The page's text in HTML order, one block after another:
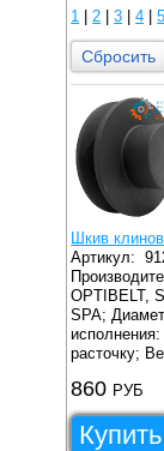
1
2 |3 |4 |5
Сбросить
Шкив
Артикул:
OPTIBELT,
SPA;
расточку;
860 РУБ
Купить